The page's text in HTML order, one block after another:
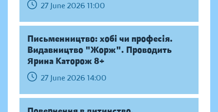
27 June 2026 11:00
Письменництво: хобі чи професія.
Видавництво "Жорж". Проводить
Ярина Каторож 8+
27 June 2026 14:00